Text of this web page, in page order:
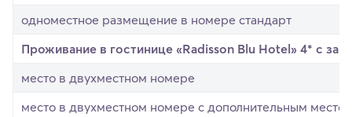
одноместное размещение в номере стандарт
Проживание в гостинице «Radisson Blu Hotel» 4* с
место в двухместном номере
место в двухместном номере с дополнительным